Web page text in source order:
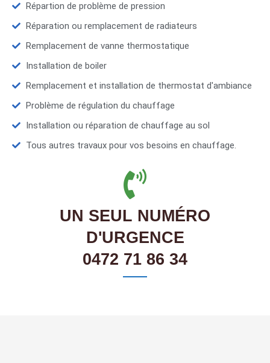
Répartion de problème de pression
Réparation ou remplacement de radiateurs
Remplacement de vanne thermostatique
Installation de boiler
Remplacement et installation de thermostat d'ambiance
Problème de régulation du chauffage
Installation ou réparation de chauffage au sol
Tous autres travaux pour vos besoins en chauffage.
UN SEUL NUMÉRO
D'URGENCE
0472 71 86 34